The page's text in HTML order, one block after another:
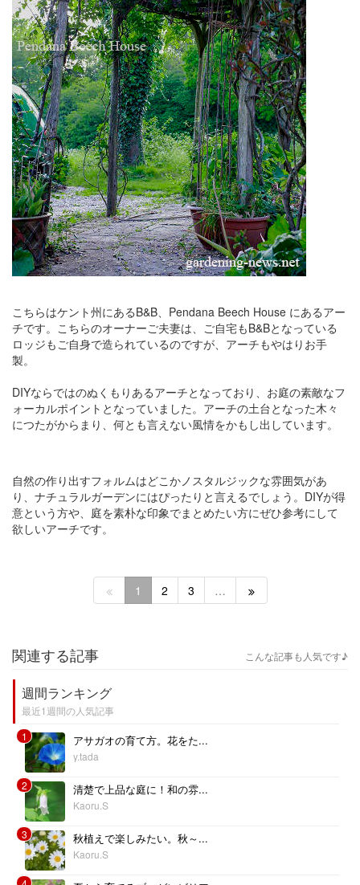
こちらはケント州にあるB&B、Pendana Beech House にあるアー
チです。こちらのオーナーご夫妻は、ご自宅もB&Bとなっている
ロッジもご自身で造られているのですが、アーチもやはりお手
製。
DIYならではのぬくもりあるアーチとなっており、お庭の素敵なフ
ォーカルポイントとなっていました。アーチの土台となった木々
につたがからまり、何とも言えない風情をかもし出しています。
自然の作り出すフォルムはどこかノスタルジックな雰囲気があ
り、ナチュラルガーデンにはぴったりと言えるでしょう。DIYが得
意という方や、庭を素朴な印象でまとめたい方にぜひ参考にして
欲しいアーチです。
1 2 3 …
関連する記事 こんな記事も人気です♪
週間ランキング
最近1週間の人気記事
1
アサガオの育て方。花をた...
y.tada
2 清楚で上品な庭に！和の雰...
Kaoru.S
3 秋植えで楽しみたい。秋～...
Kaoru.S